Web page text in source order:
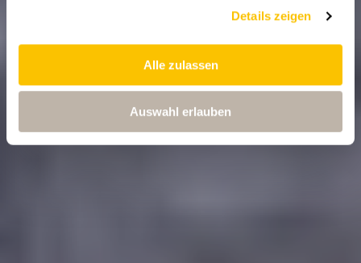
Details zeigen
Alle zulassen
Auswahl erlauben